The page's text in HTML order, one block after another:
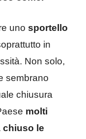
uno sportello
in
Non solo,
sembrano
chiusura
molti
chiuso le